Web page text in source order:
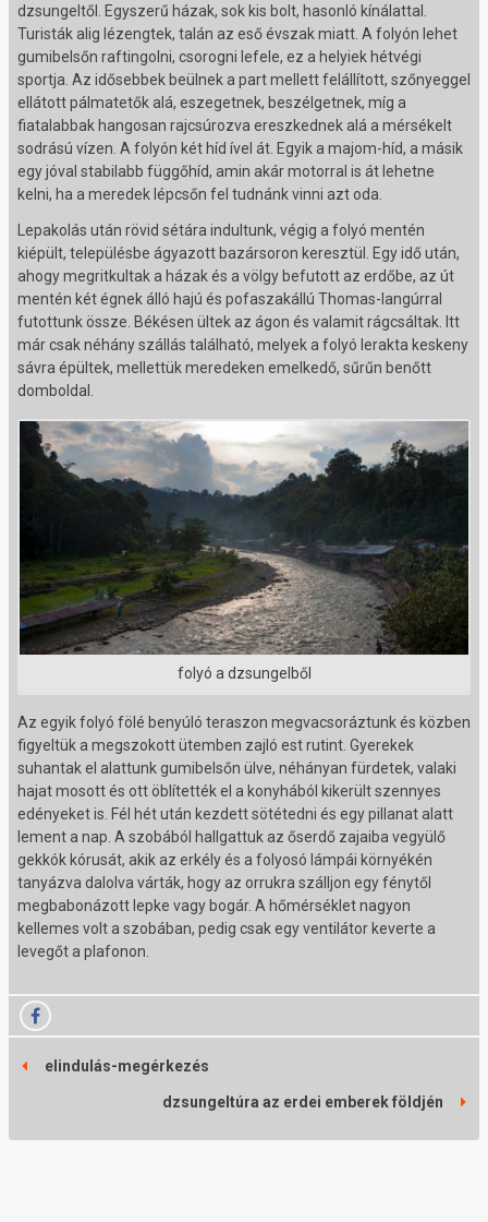
dzsungeltől. Egyszerű házak, sok kis bolt, hasonló kínálattal.
Turisták alig lézengtek, talán az eső évszak miatt. A folyón lehet
gumibelsőn raftingolni, csorogni lefele, ez a helyiek hétvégi
sportja. Az idősebbek beülnek a part mellett felállított, szőnyeggel
ellátott pálmatetők alá, eszegetnek, beszélgetnek, míg a
fiatalabbak hangosan rajcsúrozva ereszkednek alá a mérsékelt
sodrású vízen. A folyón két híd ível át. Egyik a majom-híd, a másik
egy jóval stabilabb függőhíd, amin akár motorral is át lehetne
kelni, ha a meredek lépcsőn fel tudnánk vinni azt oda.
Lepakolás után rövid sétára indultunk, végig a folyó mentén
kiépült, településbe ágyazott bazársoron keresztül. Egy idő után,
ahogy megritkultak a házak és a völgy befutott az erdőbe, az út
mentén két égnek álló hajú és pofaszakállú Thomas-langúrral
futottunk össze. Békésen ültek az ágon és valamit rágcsáltak. Itt
már csak néhány szállás található, melyek a folyó lerakta keskeny
sávra épültek, mellettük meredeken emelkedő, sűrűn benőtt
domboldal.
folyó a dzsungelből
Az egyik folyó fölé benyúló teraszon megvacsoráztunk és közben
figyeltük a megszokott ütemben zajló est rutint. Gyerekek
suhantak el alattunk gumibelsőn ülve, néhányan fürdetek, valaki
hajat mosott és ott öblítették el a konyhából kikerült szennyes
edényeket is. Fél hét után kezdett sötétedni és egy pillanat alatt
lement a nap. A szobából hallgattuk az őserdő zajaiba vegyülő
gekkók kórusát, akik az erkély és a folyosó lámpái környékén
tanyázva dalolva várták, hogy az orrukra szálljon egy fénytől
megbabonázott lepke vagy bogár. A hőmérséklet nagyon
kellemes volt a szobában, pedig csak egy ventilátor keverte a
levegőt a plafonon.
elindulás-megérkezés
dzsungeltúra az erdei emberek földjén